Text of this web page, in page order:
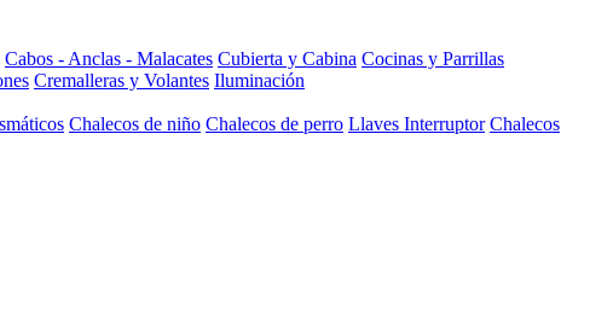
Cabos - Anclas - Malacates Cubierta y Cabina Cocinas y Parrillas
Cremalleras y Volantes Iluminación
Chalecos de niño Chalecos de perro Llaves Interruptor Chalecos